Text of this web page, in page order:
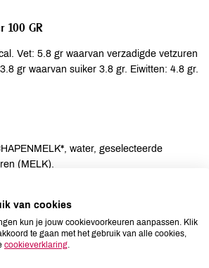
100 GR
Vet: 5.8 gr waarvan verzadigde vetzuren
gr waarvan suiker 3.8 gr. Eiwitten: 4.8 gr.
water, geselecteerde
(MELK).
niet aanwezig
niet aanwezig
van cookies
kun je jouw cookievoorkeuren aanpassen. Klik
te gaan met het gebruik van alle cookies,
cookieverklaring.